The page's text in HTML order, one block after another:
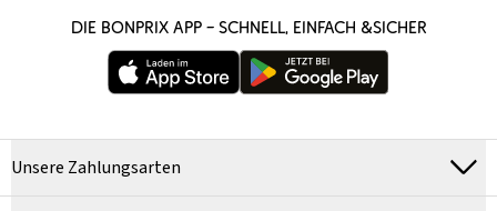
DIE BONPRIX APP – SCHNELL, EINFACH &SICHER
Unsere Zahlungsarten